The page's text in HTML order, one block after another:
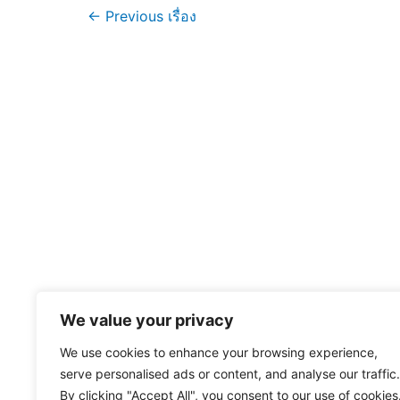
We value your privacy
We use cookies to enhance your browsing experience,
serve personalised ads or content, and analyse our traffic.
By clicking "Accept All", you consent to our use of
แนะแนว
← Previous เรื่อง